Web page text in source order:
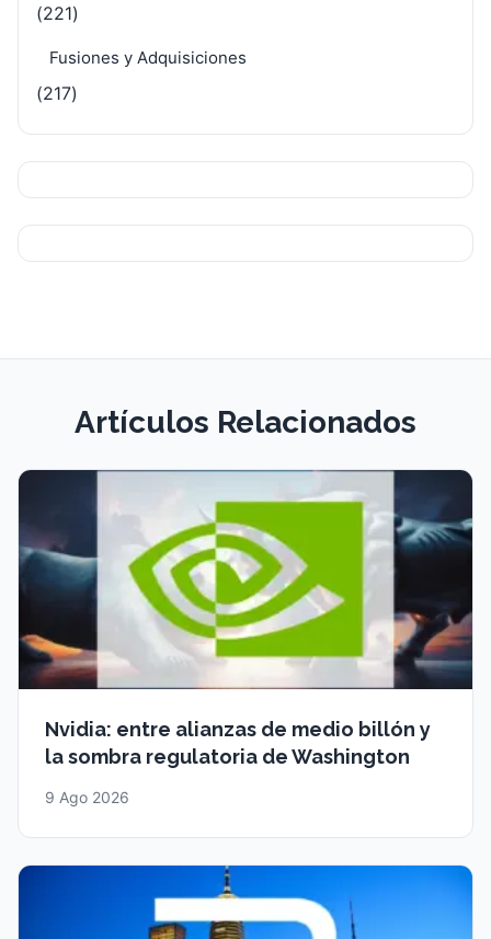
(221)
Fusiones y Adquisiciones
(217)
Artículos Relacionados
Nvidia: entre alianzas de medio billón y
la sombra regulatoria de Washington
9 Ago 2026